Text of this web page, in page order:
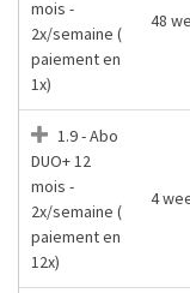
mois -
2x/semaine (
paiement en
1x)
48
1.9 - Abo
DUO+ 12
mois -
2x/semaine (
paiement en
12x)
4